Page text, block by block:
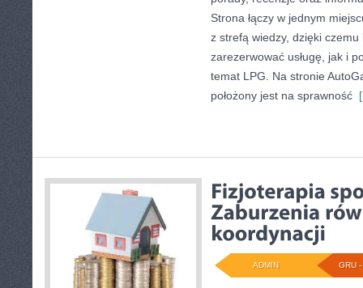
Strona łączy w jednym
z strefą wiedzy, dzięki
zarezerwować usługę, jak i
temat LPG. Na stronie
położony jest na sprawność
GRU
ADMIN